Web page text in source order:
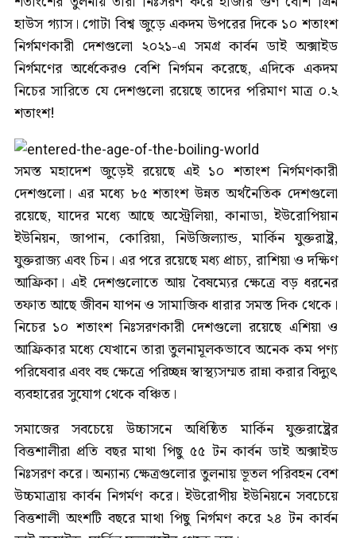
হাউস গ্যাস। গোটা বিশ্ব জুড়ে একদম উপরের দিকে ১০ শতাংশ
নির্গমণকারী দেশগুলো ২০২১-এ সমগ্র কার্বন ডাই অক্সাইড
নির্গমণের অর্ধেকেরও বেশি নির্গমন করেছে, এদিকে একদম
নিচের সারিতে যে দেশগুলো রয়েছে তাদের পরিমাণ মাত্র ০.২
শতাংশ!
সমস্ত মহাদেশ জুড়েই রয়েছে এই ১০ শতাংশ নির্গমণকারী
দেশগুলো। এর মধ্যে ৮৫ শতাংশ উন্নত অর্থনৈতিক দেশগুলো
রয়েছে, যাদের মধ্যে আছে অস্ট্রেলিয়া, কানাডা, ইউরোপিয়ান
ইউনিয়ন, জাপান, কোরিয়া, নিউজিল্যান্ড, মার্কিন যুক্তরাষ্ট্র,
যুক্তরাজ্য এবং চিন। এর পরে রয়েছে মধ্য প্রাচ্য, রাশিয়া ও দক্ষিণ
আফ্রিকা। এই দেশগুলোতে আয় বৈষম্যের ক্ষেত্রে বড় ধরনের
তফাত আছে জীবন যাপন ও সামাজিক ধারার সমস্ত দিক থেকে।
নিচের ১০ শতাংশ নিঃসরণকারী দেশগুলো রয়েছে এশিয়া ও
আফ্রিকার মধ্যে যেখানে তারা তুলনামূলকভাবে অনেক কম পণ্য
পরিষেবার এবং বহু ক্ষেত্রে পরিচ্ছন্ন স্বাস্থ্যসম্মত রান্না করার বিদ্যুৎ
ব্যবহারের সুযোগ থেকে বঞ্চিত।
সমাজের সবচেয়ে উচ্চাসনে অধিষ্ঠিত মার্কিন যুক্তরাষ্ট্রের
বিত্তশালীরা প্রতি বছর মাথা পিছু ৫৫ টন কার্বন ডাই অক্সাইড
নিঃসরণ করে। অন্যান্য ক্ষেত্রগুলোর তুলনায় ভূতল পরিবহন বেশ
উচ্চমাত্রায় কার্বন নিগর্মণ করে। ইউরোপীয় ইউনিয়নে সবচেয়ে
বিত্তশালী অংশটি বছরে মাথা পিছু নির্গমণ করে ২৪ টন কার্বন